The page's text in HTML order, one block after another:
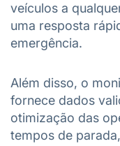
veículos a
uma resposta
emergência.
Além disso, o
fornece dados
otimização das
tempos de